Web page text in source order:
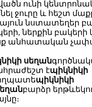
ունի
ջուրը և հեշտ
նստատեղեր
ներքին
անհատական
սեղան
էպիկնիկի
պիկնիկի
բարձր